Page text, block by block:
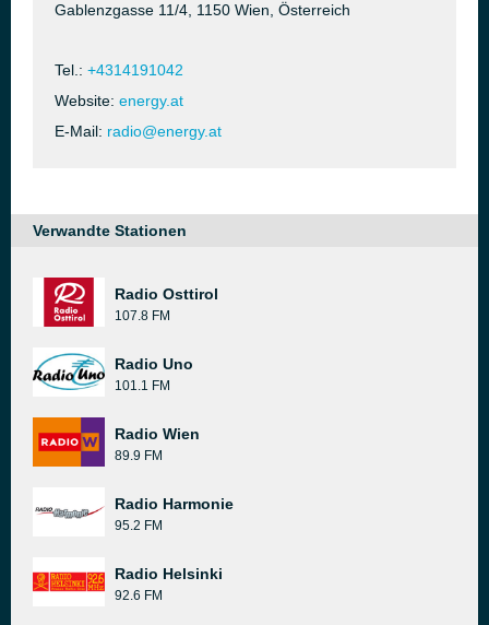
Gablenzgasse 11/4, 1150 Wien, Österreich
Tel.: +4314191042
Website: energy.at
E-Mail: radio@energy.at
Verwandte Stationen
Radio Osttirol
107.8 FM
Radio Uno
101.1 FM
Radio Wien
89.9 FM
Radio Harmonie
95.2 FM
Radio Helsinki
92.6 FM